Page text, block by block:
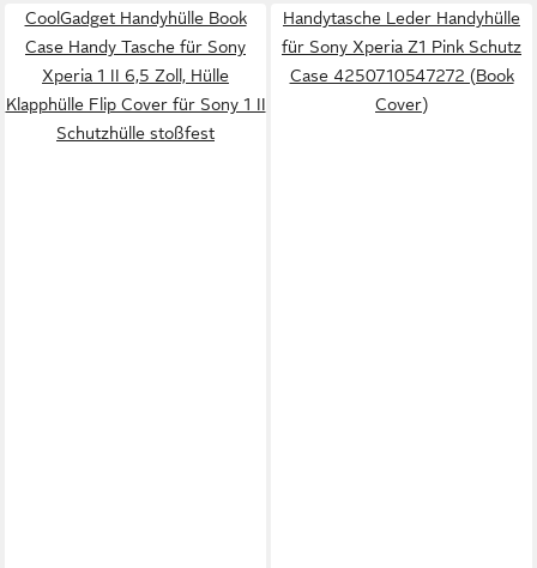
CoolGadget Handyhülle Book
Case Handy Tasche für Sony
Xperia 1 II 6,5 Zoll, Hülle
Klapphülle Flip Cover für Sony 1 II
Schutzhülle stoßfest
Handytasche Leder Handyhülle
für Sony Xperia Z1 Pink Schutz
Case 4250710547272 (Book
Cover)